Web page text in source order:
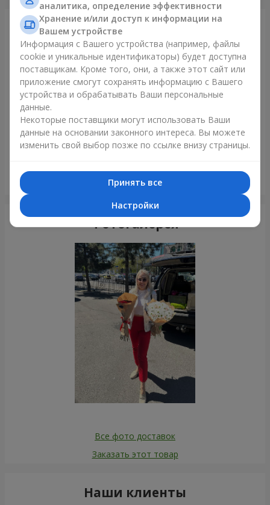
Только что доставили
Днепр
Фотогалерея
Все фото доставок
Заказать этот товар
Наши клиенты
аналитика, определение эффективности
Хранение и/или доступ к информации на
Вашем устройстве
Информация с Вашего устройства (например, файлы
cookie и уникальные идентификаторы) будет доступна
поставщикам. Кроме того, они, а также этот сайт или
приложение смогут сохранять информацию с Вашего
устройства и обрабатывать Ваши персональные
данные.
Некоторые поставщики могут использовать Ваши
данные на основании законного интереса. Вы можете
изменить свой выбор позже по ссылке внизу страницы.
Принять все
Настройки